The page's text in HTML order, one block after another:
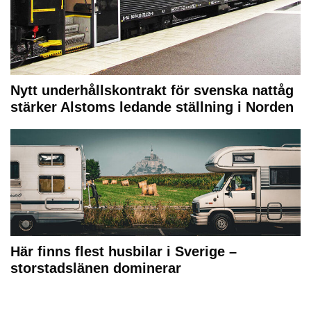
Nytt underhållskontrakt för svenska nattåg
stärker Alstoms ledande ställning i Norden
Här finns flest husbilar i Sverige –
storstadslänen dominerar